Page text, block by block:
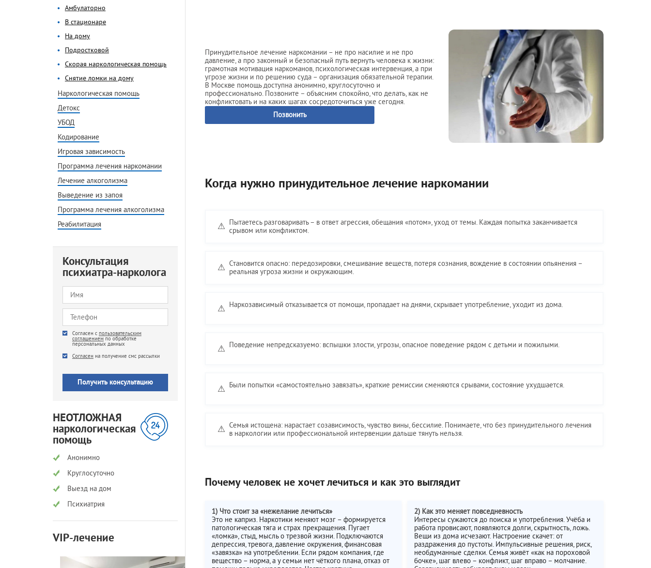
Подростковой
Игровая зависимость
Программа лечения наркомании
Мотивация на лечение
Скорая наркологическая помощь
Снятие ломки
Снятие ломки на дому
Капельница от запоя
Консультация нарколога
В дневном стационаре
Гипнозом
По методу Довженко
Капельница от похмелья
Лазерное кодирование
Методом SIT (MST)
Электроимпульсное
Принудительное лечение наркомании – не про насилие и не про
давление, а про законный и безопасный путь вернуть человека к жизни:
грамотная мотивация наркоманов, психологическая интервенция, а при
угрозе жизни и по решению суда – организация обязательной терапии.
В Москве помощь доступна анонимно, круглосуточно и
профессионально. Позвоните – объясним спокойно, что делать, как не
конфликтовать и на каких шагах сосредоточиться уже сегодня.
Позвонить
Когда нужно принудительное лечение наркомании
⚠
Пытаетесь разговаривать – в ответ агрессия, обещания «потом», уход от темы. Каждая попытка заканчивается
срывом или конфликтом.
⚠ Становится опасно: передозировки, смешивание веществ, потеря сознания, вождение в состоянии опьянения –
реальная угроза жизни и окружающим.
⚠ Наркозависимый отказывается от помощи, пропадает на днями, скрывает употребление, уходит из дома.
⚠ Поведение непредсказуемо: вспышки злости, угрозы, опасное поведение рядом с детьми и пожилыми.
⚠ Были попытки «самостоятельно завязать», краткие ремиссии сменяются срывами, состояние ухудшается.
⚠ Семья истощена: нарастает созависимость, чувство вины, бессилие. Понимаете, что без принудительного лечения
в наркологии или профессиональной интервенции дальше тянуть нельзя.
Почему человек не хочет лечиться и как это выглядит
1) Что стоит за «нежелание лечиться»
Это не каприз. Наркотики меняют мозг – формируется
патологическая тяга и страх прекращения. Пугает
«ломка», стыд, мысль о трезвой жизни. Подключаются
депрессия, тревога, давление окружения, финансовая
«завязка» на употреблении. Если рядом компания, где
вещество – норма, а у семьи нет чёткого плана, отказ от
2) Как это меняет повседневность
Интересы сужаются до поиска и употребления. Учёба и
работа провисают, появляются долги, скрытность, ложь.
Вещи из дома исчезают. Настроение скачет: от
раздражения до пустоты. Импульсивные решения, риск,
необдуманные сделки. Семья живёт «как на пороховой
бочке», шаг влево – конфликт, шаг вправо – молчание.
Амбулаторно
В стационаре
На дому
Подростковой
Скорая наркологическая помощь
Снятие ломки на дому
Наркологическая помощь
Детокс
УБОД
Кодирование
Игровая зависимость
Программа лечения наркомании
Лечение алкоголизма
Выведение из запоя
Программа лечения алкоголизма
Реабилитация
Консультация
психиатра-нарколога
Agree*
Согласен с пользовательским
соглашением по обработке
персональных данных
SMS
Согласен на получение смс рассылки
НЕОТЛОЖНАЯ
наркологическая
помощь
Анонимно
Круглосуточно
Выезд на дом
Психиатрия
VIP-лечение